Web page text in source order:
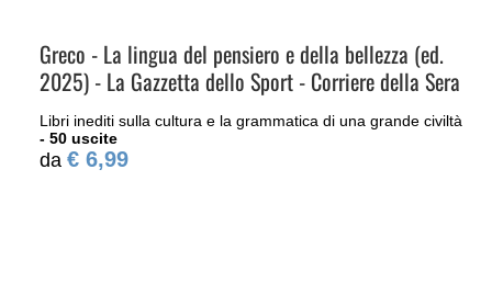
Greco - La lingua del pensiero e della bellezza (ed.
2025) - La Gazzetta dello Sport - Corriere della Sera
Libri inediti sulla cultura e la grammatica di una grande civiltà
- 50 uscite
€ 6,99